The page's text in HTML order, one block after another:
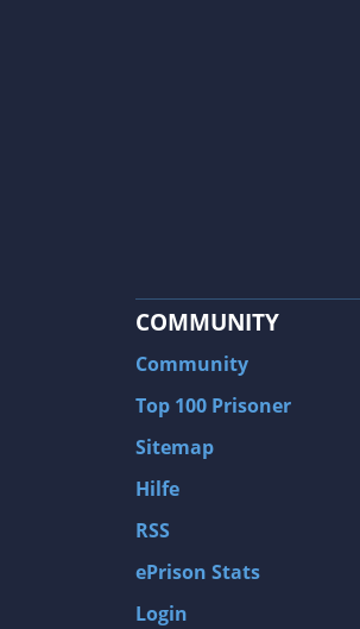
COMMUNITY
Community
Top 100 Prisoner
Sitemap
Hilfe
RSS
ePrison Stats
Login